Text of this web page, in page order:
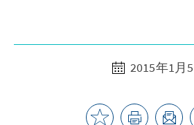
2015年1月